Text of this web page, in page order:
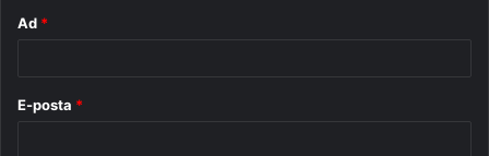
Ad *
E-posta *